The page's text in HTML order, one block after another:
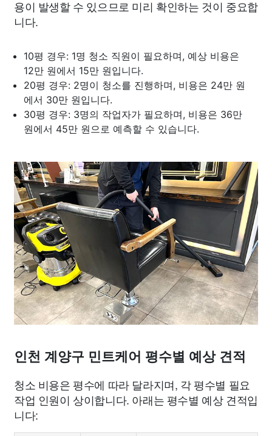
용이 발생할 수 있으므로 미리 확인하는 것이 중요합
니다.
10평 경우: 1명 청소 직원이 필요하며, 예상 비용은
12만 원에서 15만 원입니다.
20평 경우: 2명이 청소를 진행하며, 비용은 24만 원
에서 30만 원입니다.
30평 경우: 3명의 작업자가 필요하며, 비용은 36만
원에서 45만 원으로 예측할 수 있습니다.
인천 계양구 민트케어 평수별 예상 견적
청소 비용은 평수에 따라 달라지며, 각 평수별 필요
작업 인원이 상이합니다. 아래는 평수별 예상 견적입
니다: